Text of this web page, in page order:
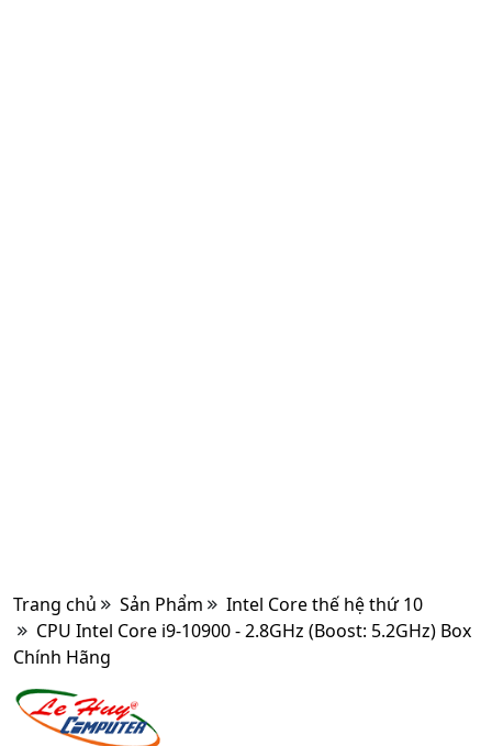
Trang chủ Sản Phẩm
Intel Core thế hệ thứ 10
CPU Intel Core i9-10900 - 2.8GHz (Boost: 5.2GHz) Box
Chính Hãng